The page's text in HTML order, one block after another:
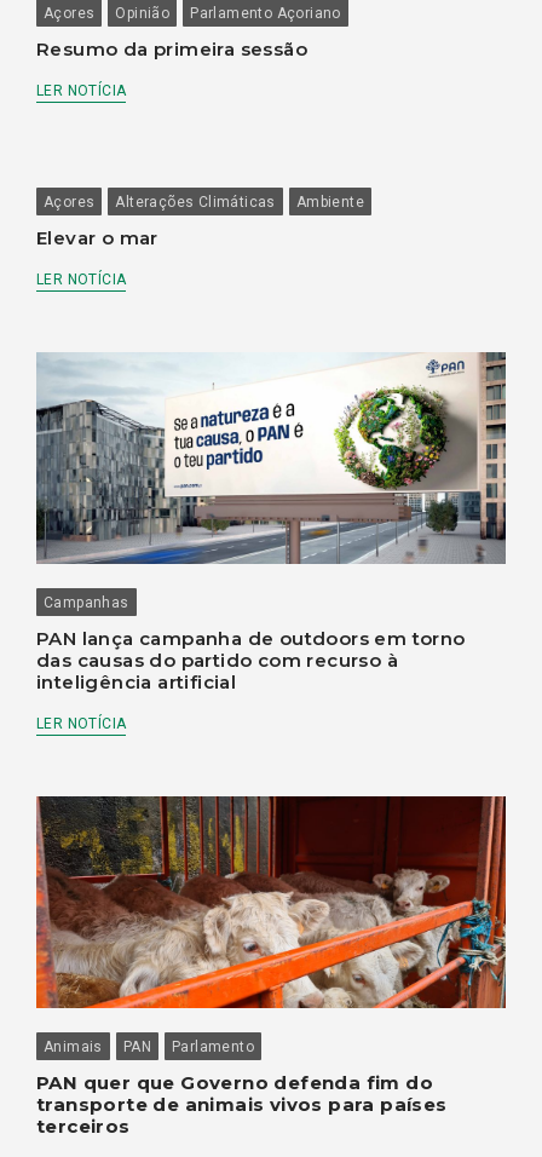
Açores Opinião Parlamento Açoriano
Resumo da primeira sessão
LER NOTÍCIA
Açores Alterações Climáticas Ambiente
Elevar o mar
LER NOTÍCIA
Campanhas
PAN lança campanha de outdoors em torno
das causas do partido com recurso à
inteligência artificial
LER NOTÍCIA
Animais PAN Parlamento
PAN quer que Governo defenda fim do
transporte de animais vivos para países
terceiros